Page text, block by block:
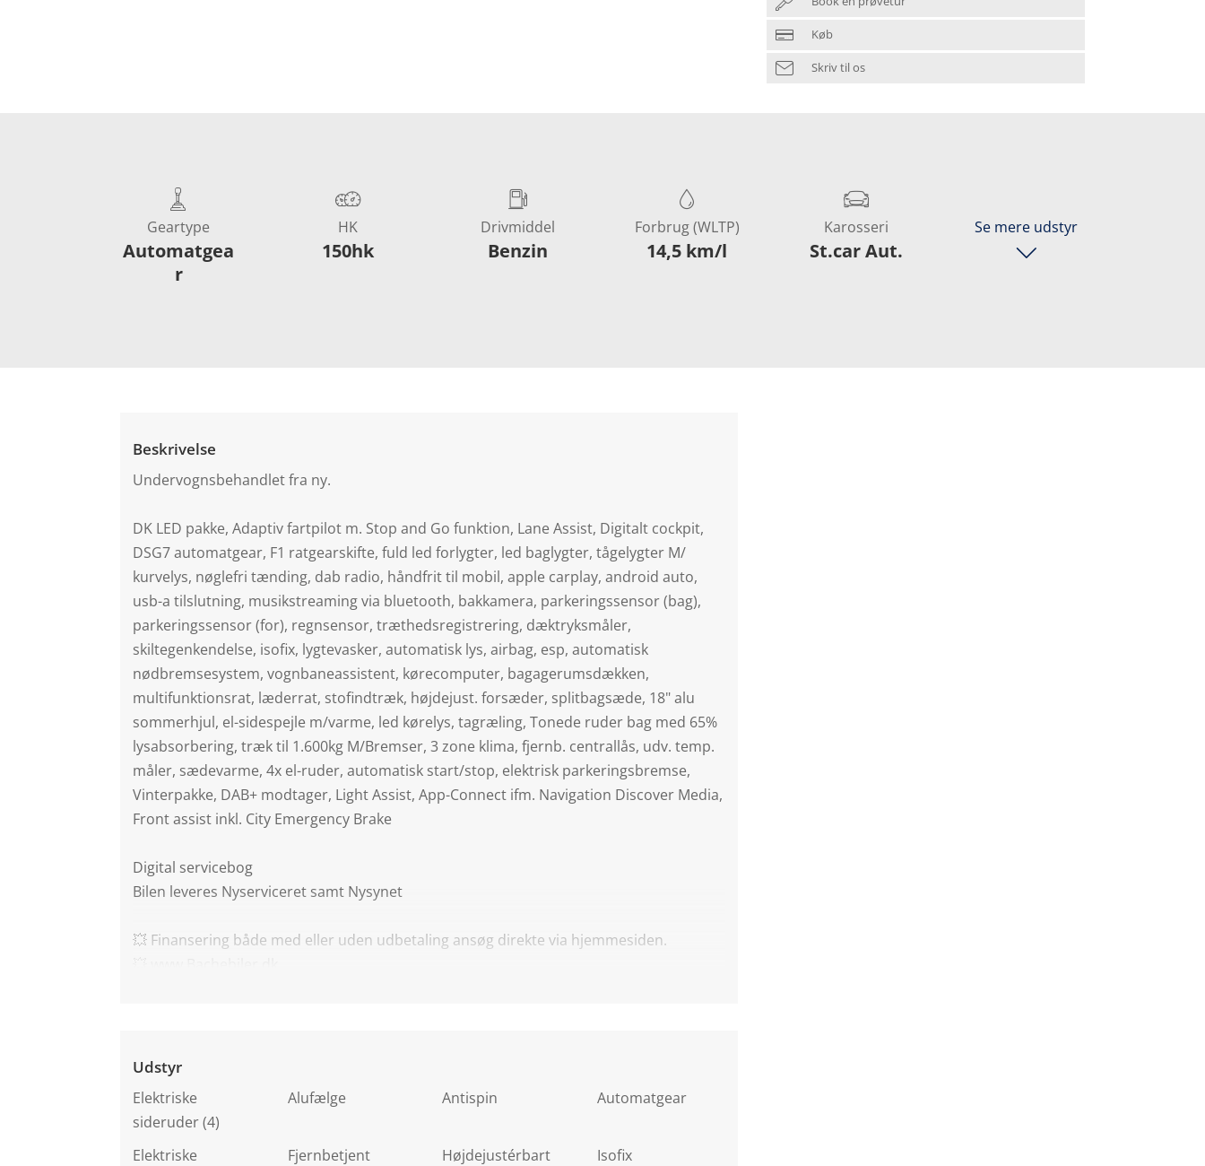
Køb
Skriv til os
Geartype
Automatgea
r
HK
150hk
Drivmiddel
Benzin
Forbrug (WLTP)
14,5 km/l
Karosseri
St.car Aut.
Se mere udstyr
Beskrivelse
Undervognsbehandlet fra ny.
DK LED pakke, Adaptiv fartpilot m. Stop and Go funktion, Lane Assist, Digitalt cockpit,
DSG7 automatgear, F1 ratgearskifte, fuld led forlygter, led baglygter, tågelygter M/
kurvelys, nøglefri tænding, dab radio, håndfrit til mobil, apple carplay, android auto,
usb-a tilslutning, musikstreaming via bluetooth, bakkamera, parkeringssensor (bag),
parkeringssensor (for), regnsensor, træthedsregistrering, dæktryksmåler,
skiltegenkendelse, isofix, lygtevasker, automatisk lys, airbag, esp, automatisk
nødbremsesystem, vognbaneassistent, kørecomputer, bagagerumsdækken,
multifunktionsrat, læderrat, stofindtræk, højdejust. forsæder, splitbagsæde, 18" alu
sommerhjul, el-sidespejle m/varme, led kørelys, tagræling, Tonede ruder bag med 65%
lysabsorbering, træk til 1.600kg M/Bremser, 3 zone klima, fjernb. centrallås, udv. temp.
måler, sædevarme, 4x el-ruder, automatisk start/stop, elektrisk parkeringsbremse,
Vinterpakke, DAB+ modtager, Light Assist, App-Connect ifm. Navigation Discover Media,
Front assist inkl. City Emergency Brake
Digital servicebog
Bilen leveres Nyserviceret samt Nysynet
💥 Finansering både med eller uden udbetaling ansøg direkte via hjemmesiden.
Udstyr
Elektriske
sideruder (4)
Alufælge Antispin Automatgear
Elektriske
Fjernbetjent
Højdejustérbart
Isofix